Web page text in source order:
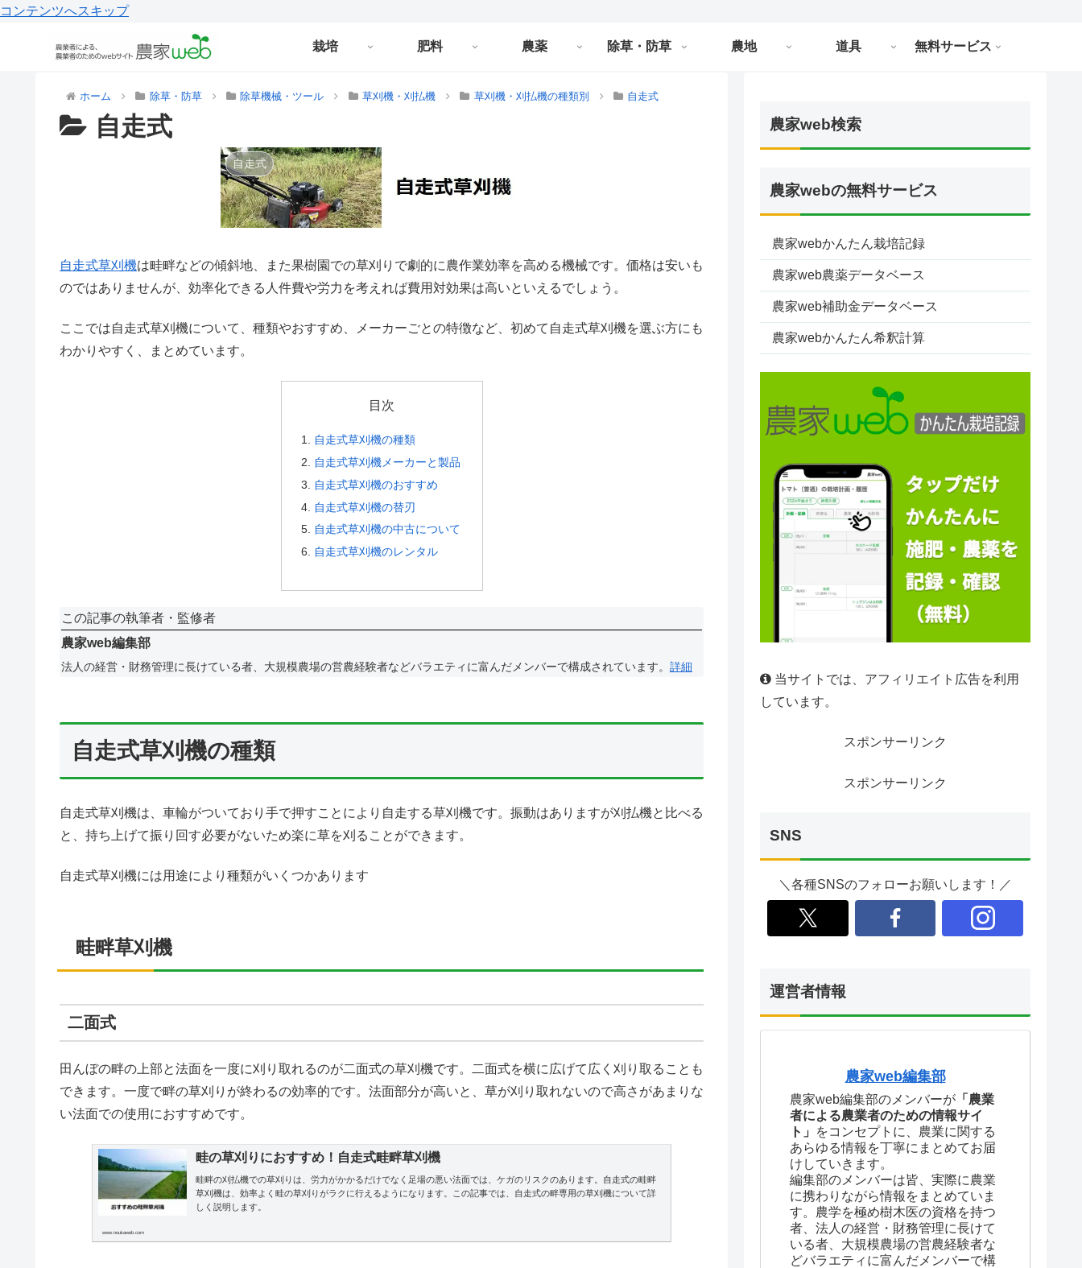
コンテンツへスキップ
栽培 肥料 農薬 除草・防草 農地 道具 無料サービス
ホーム 除草・防草 除草機械・ツール 草刈機・刈払機 草刈機・刈払機の種類別 自走式
自走式
自走式
自走式草刈機は畦畔などの傾斜地、また果樹園での草刈りで劇的に農作業効率を高める機械です。価格は安いも
のではありませんが、効率化できる人件費や労力を考えれば費用対効果は高いといえるでしょう。
ここでは自走式草刈機について、種類やおすすめ、メーカーごとの特徴など、初めて自走式草刈機を選ぶ方にも
わかりやすく、まとめています。
目次
自走式草刈機の種類
自走式草刈機メーカーと製品
自走式草刈機のおすすめ
自走式草刈機の替刃
自走式草刈機の中古について
自走式草刈機のレンタル
この記事の執筆者・監修者
農家web編集部
法人の経営・財務管理に長けている者、大規模農場の営農経験者などバラエティに富んだメンバーで構成されています。 詳細
自走式草刈機の種類
自走式草刈機は、車輪がついており手で押すことにより自走する草刈機です。振動はありますが刈払機と比べる
と、持ち上げて振り回す必要がないため楽に草を刈ることができます。
自走式草刈機には用途により種類がいくつかあります
畦畔草刈機
二面式
田んぼの畔の上部と法面を一度に刈り取れるのが二面式の草刈機です。二面式を横に広げて広く刈り取ることも
できます。一度で畔の草刈りが終わるの効率的です。法面部分が高いと、草が刈り取れないので高さがあまりな
い法面での使用におすすめです。
畦の草刈りにおすすめ！自走式畦畔草刈機
畦畔の刈払機での草刈りは、労力がかかるだけでなく足場の悪い法面では、ケガのリスクのあります。自走式の畦畔
草刈機は、効率よく畦の草刈りがラクに行えるようになります。この記事では、自走式の畔専用の草刈機について詳
しく説明します。
www.noukaweb.com
農家web検索
農家webの無料サービス
農家webかんたん栽培記録
農家web農薬データベース
農家web補助金データベース
農家webかんたん希釈計算
当サイトでは、アフィリエイト広告を利用
しています。
スポンサーリンク
スポンサーリンク
SNS
＼各種SNSのフォローお願いします！／
運営者情報
農家web編集部
農家web編集部のメンバーが 「農業
者による農業者のための情報サイ
ト」
をコンセプトに、農業に関する
あらゆる情報を丁寧にまとめてお届
けしていきます。
編集部のメンバーは皆、実際に農業
に携わりながら情報をまとめていま
す。農学を極め樹木医の資格を持つ
者、法人の経営・財務管理に長けて
いる者、大規模農場の営農経験者な
どバラエティに富んだメンバーで構